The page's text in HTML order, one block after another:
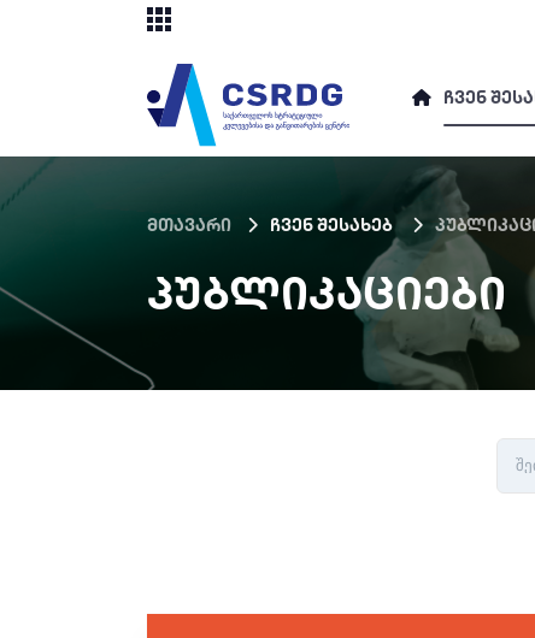
ᲩᲕᲔᲜ
მთავარი ჩვენ შესახებ
ᲞᲣᲑᲚᲘᲙᲐᲪᲘᲔᲑᲘ